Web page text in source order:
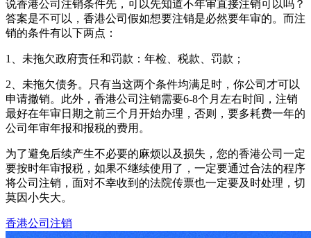
说香港公司注销条件先，可以先知道不年审直接注销可以吗？
答案是不可以，香港公司假如想要注销是必然要年审的。而注
销的条件有以下两点：
1、未拖欠政府责任和罚款：年检、税款、罚款；
2、未拖欠债务。只有当这两个条件均满足时，你公司才可以
申请撤销。此外，香港公司注销需要6-8个月左右时间，注销
最好在年审日期之前三个月开始办理，否则，要多耗费一年的
公司年审年报和报税的费用。
为了避免后续产生不必要的麻烦以及损失，您的香港公司一定
要按时年审报税，如果不继续使用了，一定要通过合法的程序
将公司注销，面对不幸收到的法院传票也一定要及时处理，切
莫因小失大。
香港公司注销